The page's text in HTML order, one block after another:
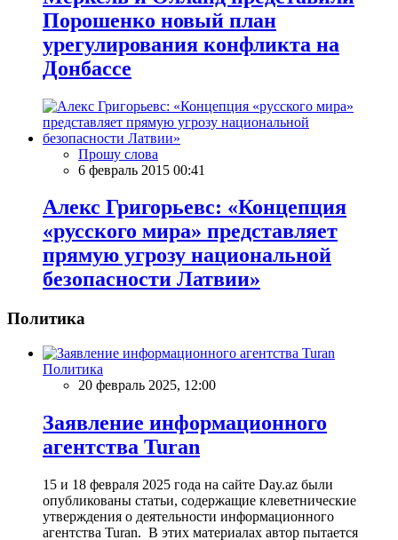
Порошенко новый план
урегулирования конфликта на
Донбассе
Прошу слова
6 февраль 2015 00:41
Алекс Григорьевс: «Концепция
«русского мира» представляет
прямую угрозу национальной
безопасности Латвии»
Политика
Политика
20 февраль 2025, 12:00
Заявление информационного
агентства Turan
15 и 18 февраля 2025 года на сайте Day.az были
опубликованы статьи, содержащие клеветнические
утверждения о деятельности информационного
агентства Turan. В этих материалах автор пытается